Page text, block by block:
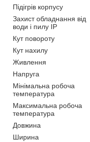
Підігрів корпусу
Захист обладнання від
води і пилу IP
Кут повороту
Кут нахилу
Живлення
Напруга
Мінімальна робоча
температура
Максимальна робоча
температура
Довжина
Ширина